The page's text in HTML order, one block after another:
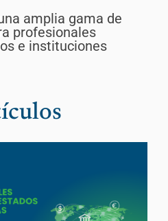
amplia gama de
profesionales
e instituciones